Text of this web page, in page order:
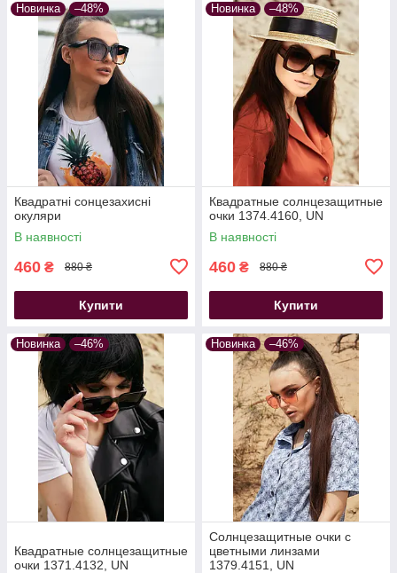
Новинка –48%
Квадратні сонцезахисні
окуляри
В наявності
460 ₴ 880 ₴
Купити
Новинка –48%
Квадратные солнцезащитные
очки 1374.4160, UN
В наявності
460 ₴ 880 ₴
Купити
Новинка –46%
Квадратные солнцезащитные
очки 1371.4132, UN
Новинка –46%
Солнцезащитные очки с
цветными линзами
1379.4151, UN